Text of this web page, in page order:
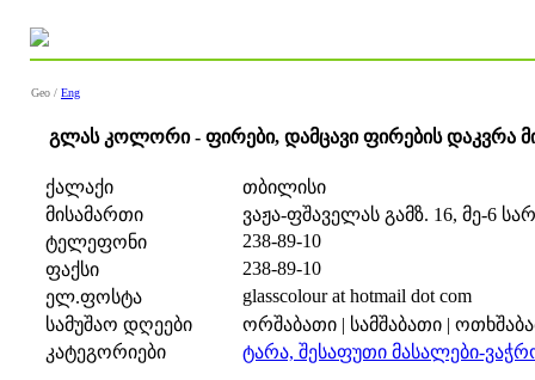
Geo / Eng
გლას კოლორი - ფირები, დამცავი ფირების დაკვრა
ქალაქი
თბილისი
მისამართი
ვაჟა-ფშაველას გამზ. 16, მე-6
ტელეფონი
238-89-10
ფაქსი
238-89-10
ელ.ფოსტა
glasscolour at hotmail dot com
სამუშაო დღეები
ორშაბათი | სამშაბათი |
კატეგორიები
ტარა, შესაფუთი მასალები-